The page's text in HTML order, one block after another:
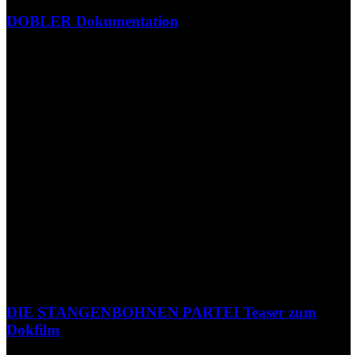
DOBLER Dokumentation
DIE STANGENBOHNEN PARTEI Teaser zum
Dokfilm